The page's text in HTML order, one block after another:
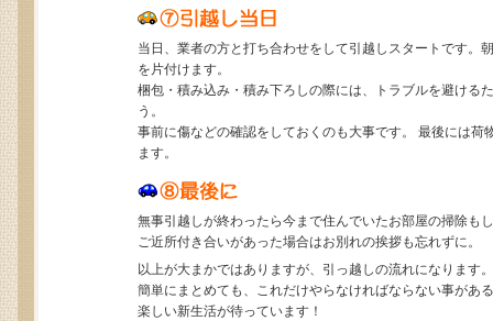
当日、業者の方と打ち合わせをして引越しスタートです。
を片付けます。
梱包・積み込み・積み下ろしの際には、トラブルを避ける
う。
事前に傷などの確認をしておくのも大事です。 最後には荷
ます。
無事引越しが終わったら今まで住んでいたお部屋の掃除も
ご近所付き合いがあった場合はお別れの挨拶も忘れずに。
以上が大まかではありますが、引っ越しの流れになります。
簡単にまとめても、これだけやらなければならない事があ
楽しい新生活が待っています！